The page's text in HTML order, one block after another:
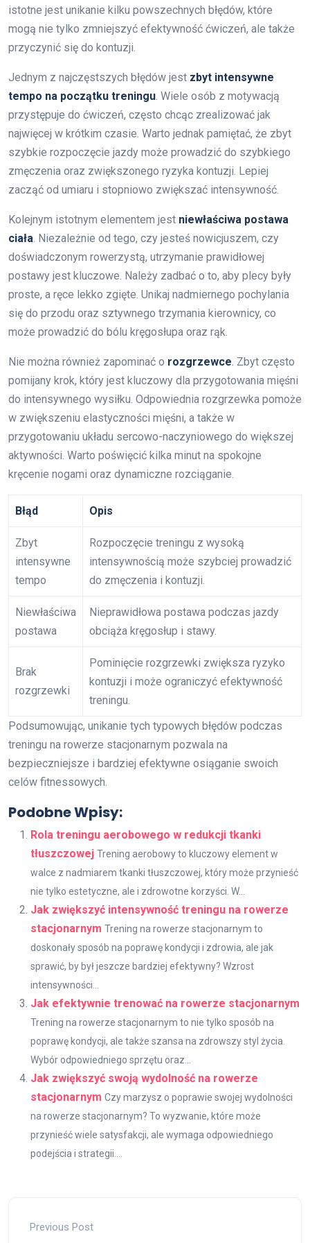
istotne jest unikanie kilku powszechnych błędów, które
mogą nie tylko zmniejszyć efektywność ćwiczeń, ale także
przyczynić się do kontuzji.
Jednym z najczęstszych błędów jest zbyt intensywne
tempo na początku treningu. Wiele osób z motywacją
przystępuje do ćwiczeń, często chcąc zrealizować jak
najwięcej w krótkim czasie. Warto jednak pamiętać, że zbyt
szybkie rozpoczęcie jazdy może prowadzić do szybkiego
zmęczenia oraz zwiększonego ryzyka kontuzji. Lepiej
zacząć od umiaru i stopniowo zwiększać intensywność.
Kolejnym istotnym elementem jest niewłaściwa postawa
ciała. Niezależnie od tego, czy jesteś nowicjuszem, czy
doświadczonym rowerzystą, utrzymanie prawidłowej
postawy jest kluczowe. Należy zadbać o to, aby plecy były
proste, a ręce lekko zgięte. Unikaj nadmiernego pochylania
się do przodu oraz sztywnego trzymania kierownicy, co
może prowadzić do bólu kręgosłupa oraz rąk.
Nie można również zapominać o rozgrzewce. Zbyt często
pomijany krok, który jest kluczowy dla przygotowania mięśni
do intensywnego wysiłku. Odpowiednia rozgrzewka pomoże
w zwiększeniu elastyczności mięśni, a także w
przygotowaniu układu sercowo-naczyniowego do większej
aktywności. Warto poświęcić kilka minut na spokojne
kręcenie nogami oraz dynamiczne rozciąganie.
Błąd Opis
Zbyt
intensywne
tempo
Rozpoczęcie treningu z wysoką
intensywnością może szybciej prowadzić
do zmęczenia i kontuzji.
Niewłaściwa
postawa
Nieprawidłowa postawa podczas jazdy
obciąża kręgosłup i stawy.
Brak
rozgrzewki
Pominięcie rozgrzewki zwiększa ryzyko
kontuzji i może ograniczyć efektywność
treningu.
Podsumowując, unikanie tych typowych błędów podczas
treningu na rowerze stacjonarnym pozwala na
bezpieczniejsze i bardziej efektywne osiąganie swoich
celów fitnessowych.
Podobne Wpisy:
Rola treningu aerobowego w redukcji tkanki
tłuszczowej Trening aerobowy to kluczowy element w
walce z nadmiarem tkanki tłuszczowej, który może przynieść
nie tylko estetyczne, ale i zdrowotne korzyści. W...
Jak zwiększyć intensywność treningu na rowerze
stacjonarnym Trening na rowerze stacjonarnym to
doskonały sposób na poprawę kondycji i zdrowia, ale jak
sprawić, by był jeszcze bardziej efektywny? Wzrost
intensywności...
Jak efektywnie trenować na rowerze stacjonarnym
Trening na rowerze stacjonarnym to nie tylko sposób na
poprawę kondycji, ale także szansa na zdrowszy styl życia.
Wybór odpowiedniego sprzętu oraz...
Jak zwiększyć swoją wydolność na rowerze
stacjonarnym Czy marzysz o poprawie swojej wydolności
na rowerze stacjonarnym? To wyzwanie, które może
przynieść wiele satysfakcji, ale wymaga odpowiedniego
podejścia i strategii....
Previous Post